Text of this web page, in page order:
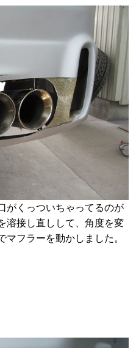
がくっついちゃってるのが
溶接し直しして、角度を変
マフラーを動かしました。